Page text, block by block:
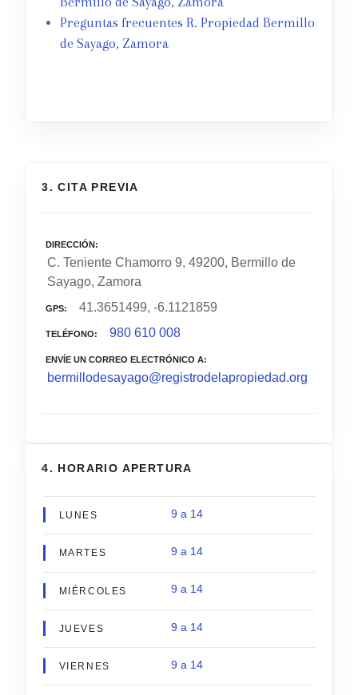
Preguntas frecuentes R. Propiedad Bermillo
de Sayago, Zamora
3. CITA PREVIA
DIRECCIÓN
C. Teniente Chamorro 9, 49200, Bermillo de
Sayago, Zamora
GPS 41.3651499, -6.1121859
TELÉFONO 980 610 008
ENVÍE UN CORREO ELECTRÓNICO A
bermillodesayago@registrodelapropiedad.org
4. HORARIO APERTURA
LUNES 9 a 14
MARTES 9 a 14
MIÉRCOLES 9 a 14
JUEVES 9 a 14
VIERNES 9 a 14